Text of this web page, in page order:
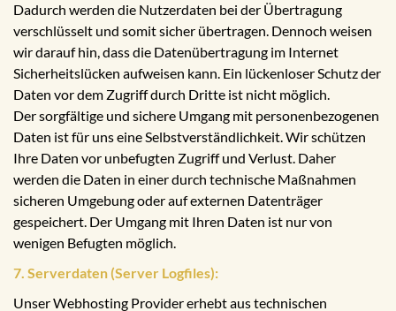
Dadurch werden die Nutzerdaten bei der Übertragung
verschlüsselt und somit sicher übertragen. Dennoch weisen
wir darauf hin, dass die Datenübertragung im Internet
Sicherheitslücken aufweisen kann. Ein lückenloser Schutz der
Daten vor dem Zugriff durch Dritte ist nicht möglich.
Der sorgfältige und sichere Umgang mit personenbezogenen
Daten ist für uns eine Selbstverständlichkeit. Wir schützen
Ihre Daten vor unbefugten Zugriff und Verlust. Daher
werden die Daten in einer durch technische Maßnahmen
sicheren Umgebung oder auf externen Datenträger
gespeichert. Der Umgang mit Ihren Daten ist nur von
wenigen Befugten möglich.
7. Serverdaten (Server Logfiles):
Unser Webhosting Provider erhebt aus technischen